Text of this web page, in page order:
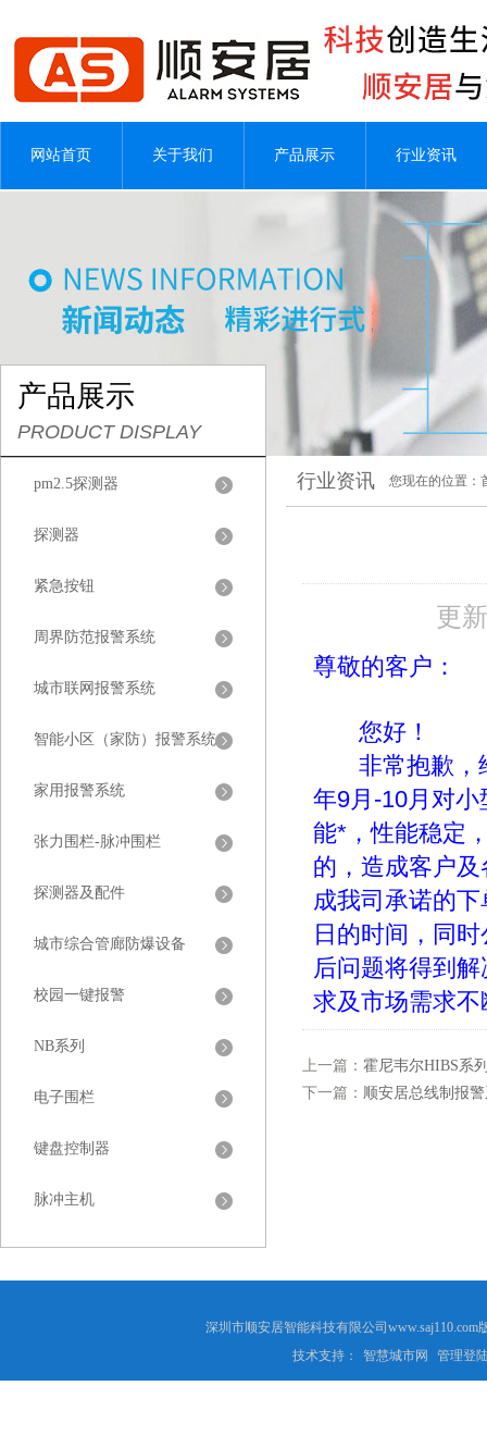
网站首页 关于我们 产品展示 行业资讯
产品展示
PRODUCT DISPLAY
pm2.5探测器
探测器
紧急按钮
周界防范报警系统
城市联网报警系统
智能小区（家防）报警系统
家用报警系统
张力围栏-脉冲围栏
探测器及配件
城市综合管廊防爆设备
校园一键报警
NB系列
电子围栏
键盘控制器
脉冲主机
行业资讯 您现在的位置：
更
尊敬的客户：
您好！
非常抱歉，给
年9月-10月对
能*，性能稳定
的，造成客户
成我司承诺的
日的时间，同
后问题将得到
求及市场需求
上一篇： 霍尼韦尔HIBS系
下一篇： 顺安居总线制报
深圳市顺安居智能科技有限公司
技术支持：
智慧城市网 管理登